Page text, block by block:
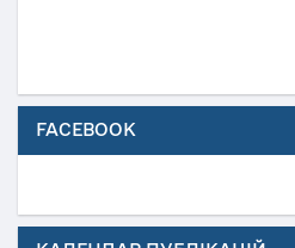
FACEBOOK